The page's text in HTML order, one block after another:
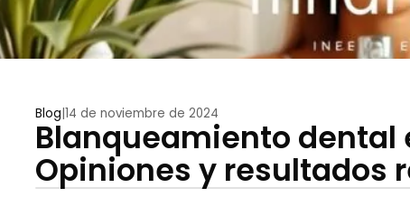
Blog 14 de noviembre de 2024
Blanqueamiento dental
Opiniones y resultados